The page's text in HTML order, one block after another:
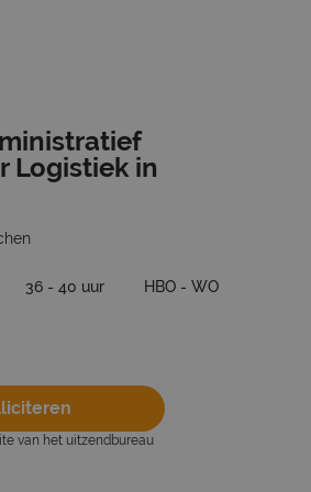
Ga terug naar vacatures
Logistiek in
36 - 40 uur
HBO - WO
van het uitzendbureau